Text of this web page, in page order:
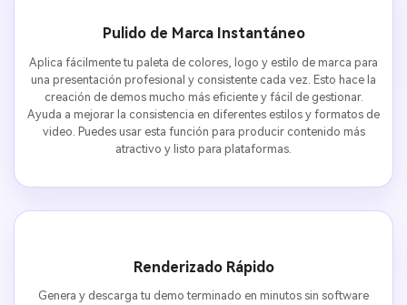
Pulido de Marca Instantáneo
Aplica fácilmente tu paleta de colores, logo y estilo de marca para
una presentación profesional y consistente cada vez. Esto hace la
creación de demos mucho más eficiente y fácil de gestionar.
Ayuda a mejorar la consistencia en diferentes estilos y formatos de
video. Puedes usar esta función para producir contenido más
atractivo y listo para plataformas.
Renderizado Rápido
Genera y descarga tu demo terminado en minutos sin software